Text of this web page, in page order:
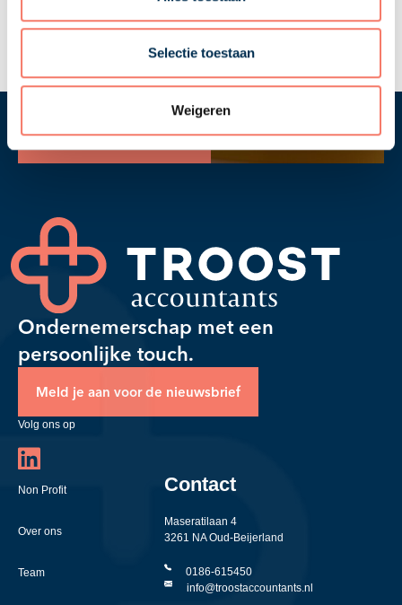
Selectie toestaan
Weigeren
wij zijn geen kantoor van grijze
Ondernemerschap met een
persoonlijke touch.
Meld je aan voor de nieuwsbrief
Volg ons op
Non Profit
Over ons
Team
Contact
Maseratilaan 4
3261 NA Oud-Beijerland
0186-615450
info@troostaccountants.nl